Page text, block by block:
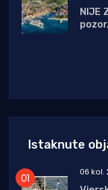
NIJE
Istaknute
06 kol.